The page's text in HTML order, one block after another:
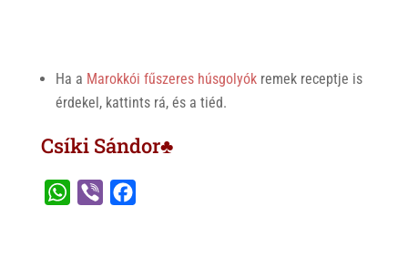
Ha a Marokkói fűszeres húsgolyókremek receptje is
érdekel, kattints rá, és a tiéd.
Csíki Sándor♣